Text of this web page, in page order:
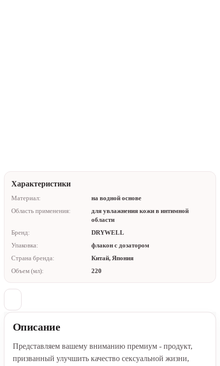
Характеристики
Материал:
на водной основе
Область применения:
для увлажнения кожи в интимной
области
Бренд:
DRYWELL
Упаковка:
флакон с дозатором
Страна бренда:
Китай, Япония
Объем (мл):
220
Описание
Представляем вашему вниманию премиум - продукт,
призванный улучшить качество сексуальной жизни,